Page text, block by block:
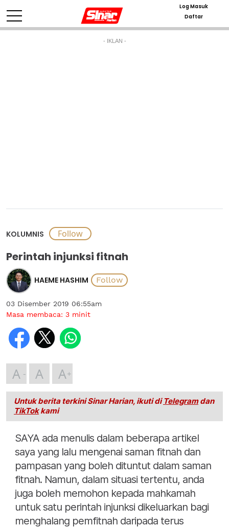
Log Masuk
Daftar
- IKLAN -
KOLUMNIS
Perintah injunksi fitnah
HAEME HASHIM
03 Disember 2019 06:55am
Masa membaca: 3 minit
A A A
Untuk berita terkini Sinar Harian, ikuti di Telegramdan
TikTokkami
SAYA ada menulis dalam beberapa artikel
saya yang lalu mengenai saman fitnah dan
pampasan yang boleh dituntut dalam saman
fitnah. Namun, dalam situasi tertentu, anda
juga boleh memohon kepada mahkamah
untuk satu perintah injunksi dikeluarkan bagi
menghalang pemfitnah daripada terus